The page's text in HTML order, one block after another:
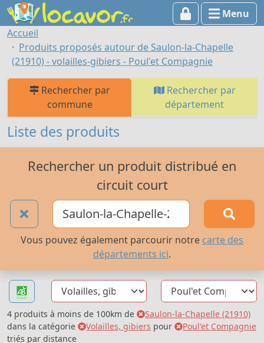
Menu
Accueil
Produits proposés autour de Saulon-la-Chapelle
(21910) - volailles-gibiers - Poul'et Compagnie
Rechercher par
commune
Rechercher par
département
Liste des produits
Rechercher un produit distribué en
circuit court
Vous pouvez également parcourir notre carte des
départements ici.
4 produits à moins de 100km de
Saulon-la-Chapelle (21910)
dans la catégorie
Volailles, gibiers pour
Poul'et Compagnie
triés par distance